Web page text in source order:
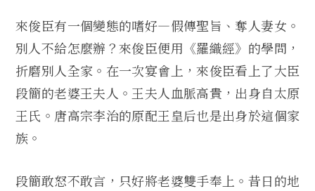
來俊臣有一個變態的嗜好—假傳聖旨、奪人妻女。
別人不給怎麼辦？來俊臣便用《羅織經》的學問，
折磨別人全家。在一次宴會上，來俊臣看上了大臣
段簡的老婆王夫人。王夫人血脈高貴，出身自太原
王氏。唐高宗李治的原配王皇后也是出身於這個家
族。
段簡敢怒不敢言，只好將老婆雙手奉上。昔日的地